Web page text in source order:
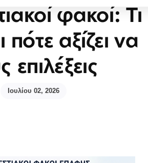
φακοί: Τι
πότε αξίζει να
επιλέξεις
Ιουλίου 02, 2026